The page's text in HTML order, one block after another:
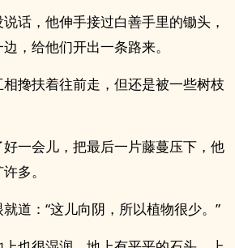
话，他伸手接过白善手里的锄头，
，给他们开出一条路来。
搀扶着往前走，但还是被一些树枝
一会儿，把最后一片藤蔓压下，他
多。
道：“这儿向阴，所以植物很少。”